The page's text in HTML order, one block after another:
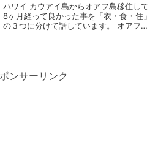
ハワイ カウアイ島からオアフ島移住して
8ヶ月経って良かった事を「衣・食・住」
の３つに分けて話しています。 オアフ島
ンサーリンク